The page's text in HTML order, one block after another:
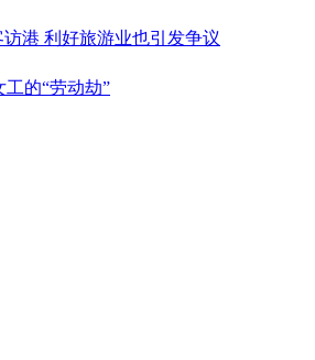
港 利好旅游业也引发争议
的“劳动劫”